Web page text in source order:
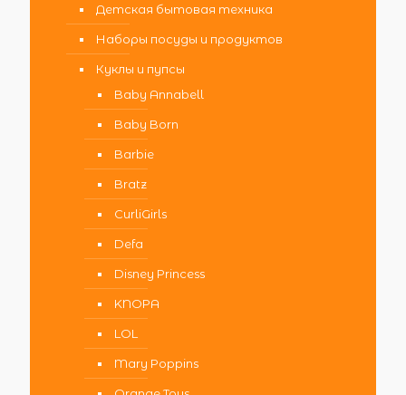
Детская бытовая техника
Наборы посуды и продуктов
Куклы и пупсы
Baby Annabell
Baby Born
Barbie
Bratz
CurliGirls
Defa
Disney Princess
KNOPA
LOL
Mary Poppins